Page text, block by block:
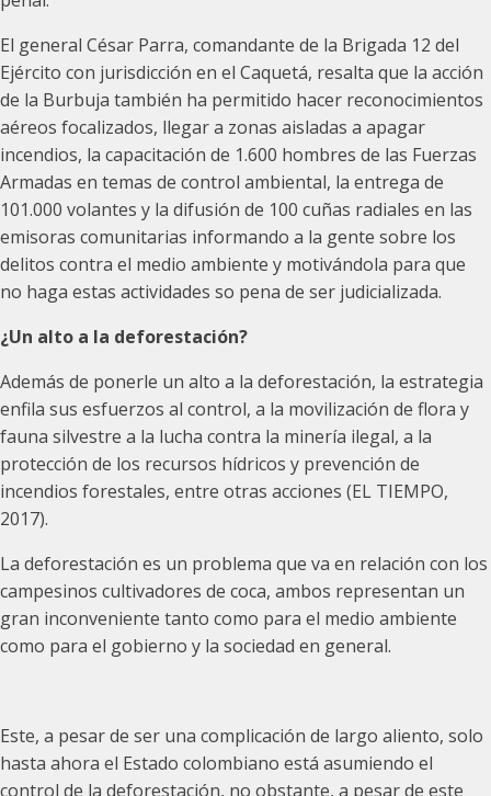
El general César Parra, comandante de la Brigada 12 del
Ejército con jurisdicción en el Caquetá, resalta que la acción
de la Burbuja también ha permitido hacer reconocimientos
aéreos focalizados, llegar a zonas aisladas a apagar
incendios, la capacitación de 1.600 hombres de las Fuerzas
Armadas en temas de control ambiental, la entrega de
101.000 volantes y la difusión de 100 cuñas radiales en las
emisoras comunitarias informando a la gente sobre los
delitos contra el medio ambiente y motivándola para que
no haga estas actividades so pena de ser judicializada.
¿Un alto a la deforestación?
Además de ponerle un alto a la deforestación, la estrategia
enfila sus esfuerzos al control, a la movilización de flora y
fauna silvestre a la lucha contra la minería ilegal, a la
protección de los recursos hídricos y prevención de
incendios forestales, entre otras acciones (EL TIEMPO,
2017).
La deforestación es un problema que va en relación con los
campesinos cultivadores de coca, ambos representan un
gran inconveniente tanto como para el medio ambiente
como para el gobierno y la sociedad en general.
Este, a pesar de ser una complicación de largo aliento, solo
hasta ahora el Estado colombiano está asumiendo el
control de la deforestación, no obstante, a pesar de este